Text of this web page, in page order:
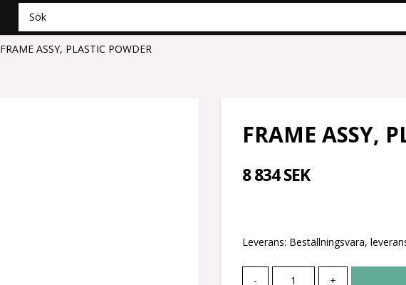
FRAME ASSY, PLASTIC POWDER
FRAME ASSY,
8 834 SEK
Leverans: Beställningsvara,
- +